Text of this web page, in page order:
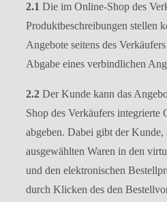
2.1 Die im Online-Shop des
Produktbeschreibungen stellen
Angebote seitens des
Abgabe eines verbindlichen
2.2 Der Kunde kann das
Shop des Verkäufers
abgeben. Dabei gibt der Kunde,
ausgewählten Waren in den
und den elektronischen
durch Klicken des den